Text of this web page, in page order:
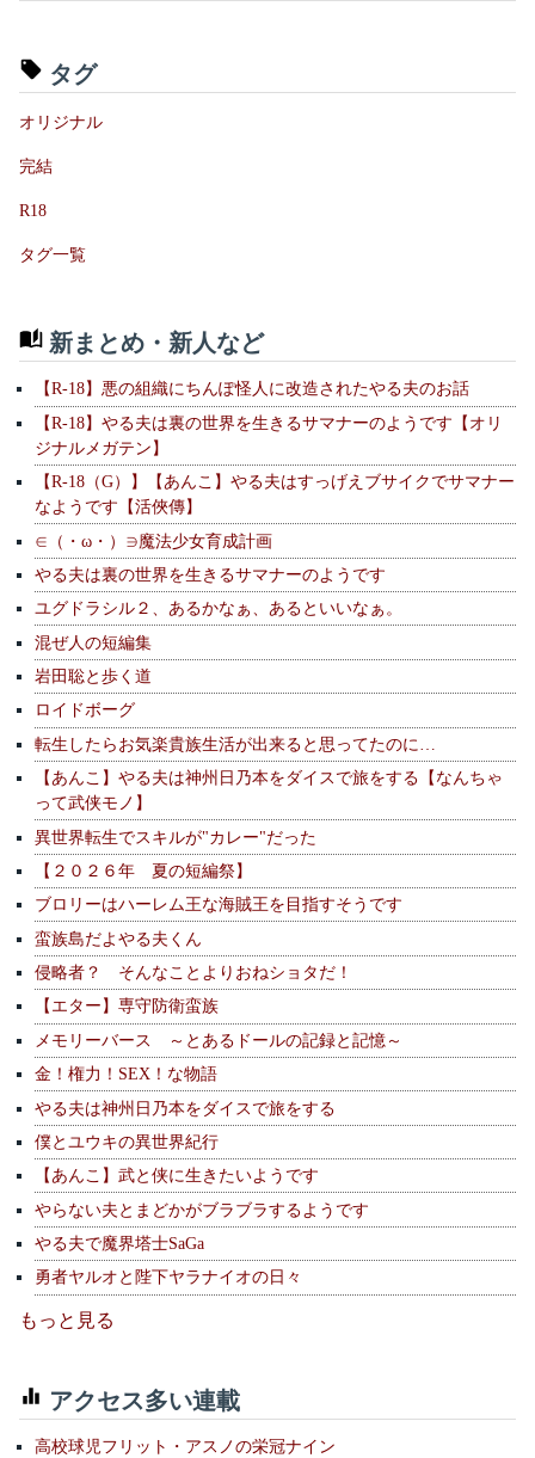
タグ
オリジナル
完結
R18
タグ一覧
新まとめ・新人など
【R-18】悪の組織にちんぽ怪人に改造されたやる夫のお話
【R-18】やる夫は裏の世界を生きるサマナーのようです【オリ
ジナルメガテン】
【R-18（G）】【あんこ】やる夫はすっげえブサイクでサマナー
なようです【活俠傳】
∈（・ω・）∋魔法少女育成計画
やる夫は裏の世界を生きるサマナーのようです
ユグドラシル２、あるかなぁ、あるといいなぁ。
混ぜ人の短編集
岩田聡と歩く道
ロイドボーグ
転生したらお気楽貴族生活が出来ると思ってたのに…
【あんこ】やる夫は神州日乃本をダイスで旅をする【なんちゃ
って武侠モノ】
異世界転生でスキルが"カレー"だった
【２０２６年 夏の短編祭】
ブロリーはハーレム王な海賊王を目指すそうです
蛮族島だよやる夫くん
侵略者？ そんなことよりおねショタだ！
【エター】専守防衛蛮族
メモリーバース ～とあるドールの記録と記憶～
金！権力！SEX！な物語
やる夫は神州日乃本をダイスで旅をする
僕とユウキの異世界紀行
【あんこ】武と侠に生きたいようです
やらない夫とまどかがブラブラするようです
やる夫で魔界塔士SaGa
勇者ヤルオと陛下ヤラナイオの日々
もっと見る
アクセス多い連載
高校球児フリット・アスノの栄冠ナイン